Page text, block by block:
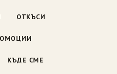
ОТКЪСИ
КЪДЕ СМЕ